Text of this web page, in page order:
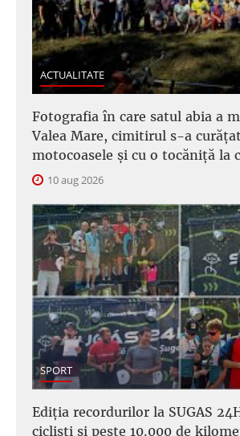
ACTUALITATE
Fotografia în care satul abia a
Valea Mare, cimitirul s-a
motocoasele și cu o tocăniță la
10 aug 2026
SPORT
Ediția recordurilor la SUGAS
cicliști și peste 10.000 de